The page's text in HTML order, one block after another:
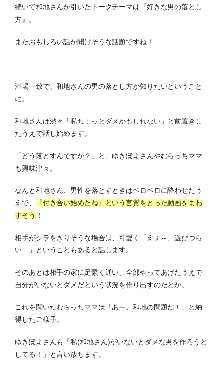
続いて和地さんが引いたトークテーマは『好きな男の落とし
方』。
またおもしろい話が聞けそうな話題ですね！
満場一致で、和地さんの男の落とし方が知りたいということ
に。
和地さんは渋々「私ちょっとダメかもしれない」と前置きし
たうえで話し始めます。
「どう落とすんですか？」と、ゆきぽよさんやむらっちママ
も興味津々。
なんと和地さん、男性を落とすときはベロベロに酔わせたう
えで、
『付き合い始めたね』という言質をとった動画をまわ
すそう ！
相手がシラをきりそうな場合は、可愛く「えぇ～、遊びつら
い…」ということもあると話します。
そのあとは相手の家に足繫く通い、全部やってあげたうえで
自分がいないとダメだという状況を作り出すのだとか。
これを聞いたむらっちママは「あー、和地の問題だ！」と納
得したご様子。
ゆきぽよさんも「私(和地さん)がいないとダメな男を作ろうと
してる！」と言い放ちます。